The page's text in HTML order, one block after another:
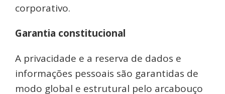
corporativo.
Garantia constitucional
A privacidade e a reserva de dados e
informações pessoais são garantidas de
modo global e estrutural pelo arcabouço